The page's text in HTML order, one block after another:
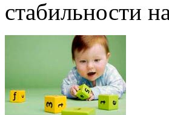
стабильности